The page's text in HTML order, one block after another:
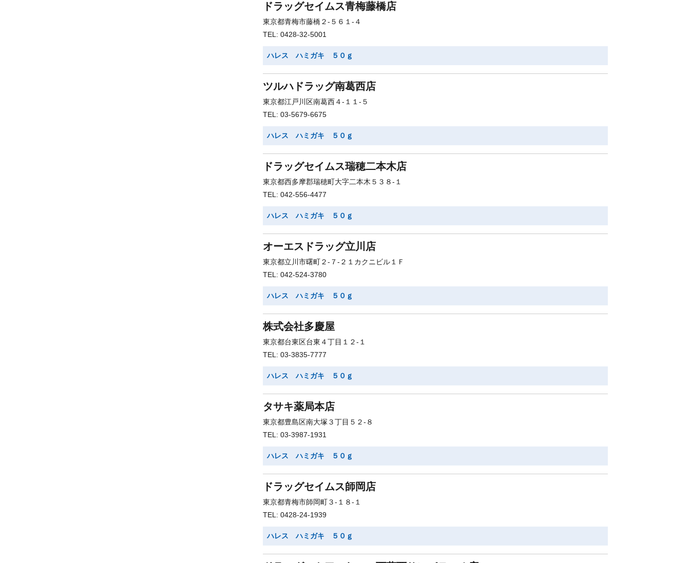
ドラッグセイムス青梅藤橋店
東京都青梅市藤橋２-５６１-４
TEL: 0428-32-5001
ハレス ハミガキ ５０ｇ
ツルハドラッグ南葛西店
東京都江戸川区南葛西４-１１-５
TEL: 03-5679-6675
ハレス ハミガキ ５０ｇ
ドラッグセイムス瑞穂二本木店
東京都西多摩郡瑞穂町大字二本木５３８-１
TEL: 042-556-4477
ハレス ハミガキ ５０ｇ
オーエスドラッグ立川店
東京都立川市曙町２-７-２１カクニビル１Ｆ
TEL: 042-524-3780
ハレス ハミガキ ５０ｇ
株式会社多慶屋
東京都台東区台東４丁目１２-１
TEL: 03-3835-7777
ハレス ハミガキ ５０ｇ
タサキ薬局本店
東京都豊島区南大塚３丁目５２-８
TEL: 03-3987-1931
ハレス ハミガキ ５０ｇ
ドラッグセイムス師岡店
東京都青梅市師岡町３-１８-１
TEL: 0428-24-1939
ハレス ハミガキ ５０ｇ